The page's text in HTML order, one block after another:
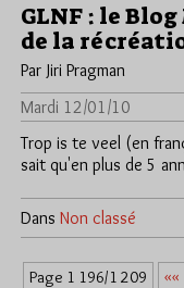
GLNF : le
de la
Par Jiri Pragman
Mardi 12/01/10
Trop is te veel (en
sait qu'en plus de 5
Dans Non classé
Page 1 196/1 209 ««